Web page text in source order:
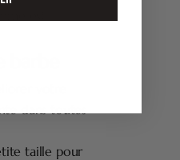
est
votre
dans toutes
taille pour